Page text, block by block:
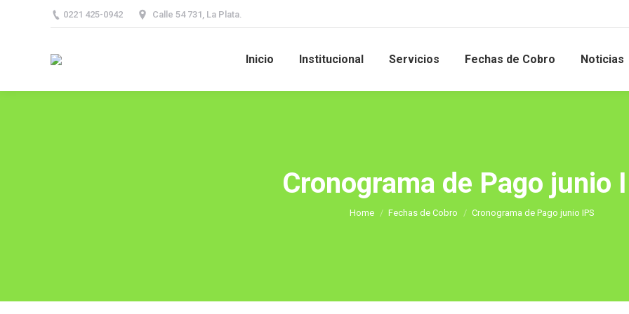
0221 425-0942 Calle 54 731, La Plata.
Inicio Institucional Servicios Fechas de Cobro Noticias
Cronograma de Pago junio
Home Fechas de Cobro Cronograma de Pago junio IPS